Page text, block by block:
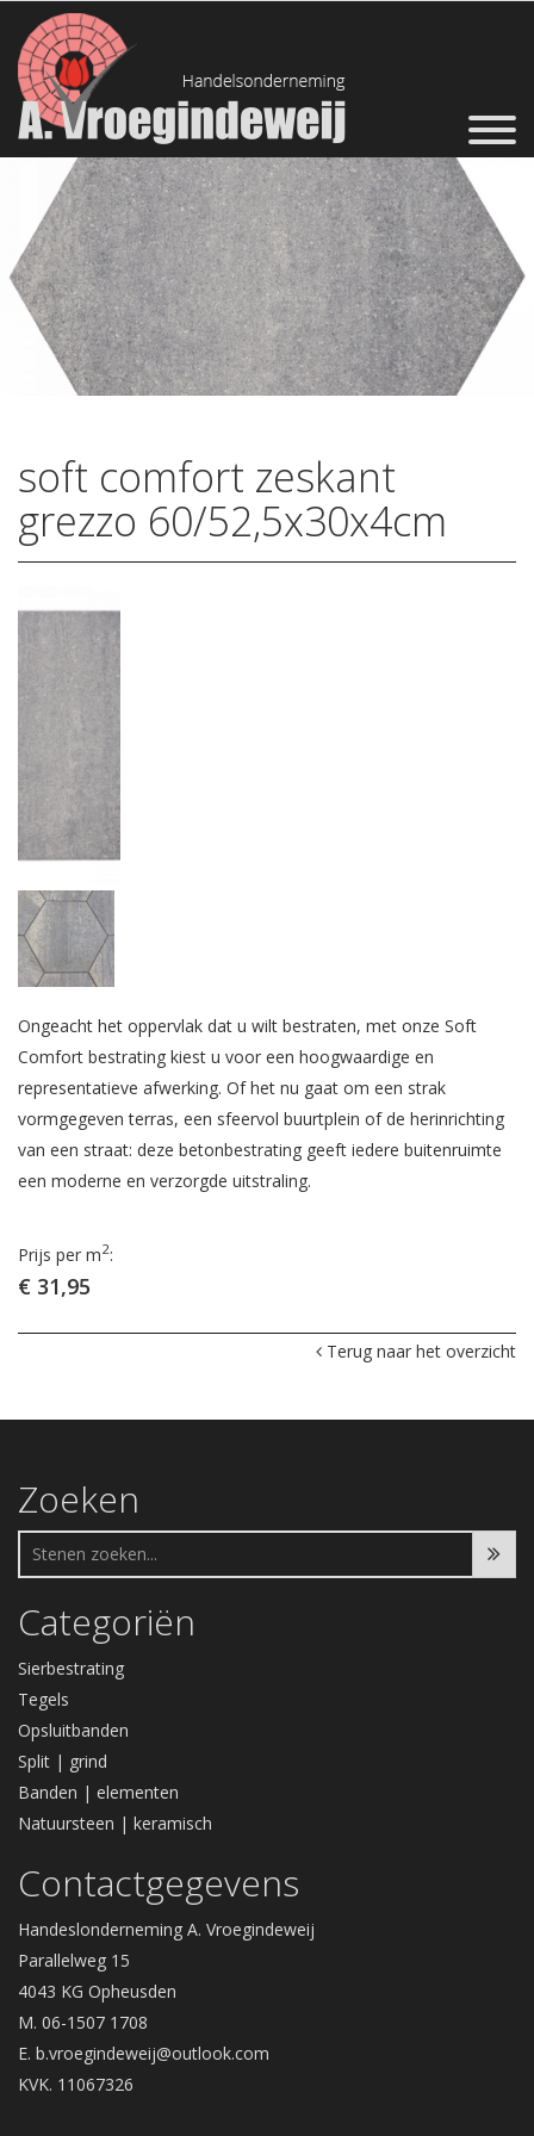
soft comfort zeskant
grezzo 60/52,5x30x4cm
Ongeacht het oppervlak dat u wilt bestraten, met onze Soft
Comfort bestrating kiest u voor een hoogwaardige en
representatieve afwerking. Of het nu gaat om een strak
vormgegeven terras, een sfeervol buurtplein of de herinrichting
van een straat: deze betonbestrating geeft iedere buitenruimte
een moderne en verzorgde uitstraling.
Prijs per m2:
€ 31,95
Terug naar het overzicht
Zoeken
Categoriën
Sierbestrating
Tegels
Opsluitbanden
Split | grind
Banden | elementen
Natuursteen | keramisch
Contactgegevens
Handeslonderneming A. Vroegindeweij
Parallelweg 15
4043 KG Opheusden
M. 06-1507 1708
E. b.vroegindeweij@outlook.com
KVK. 11067326